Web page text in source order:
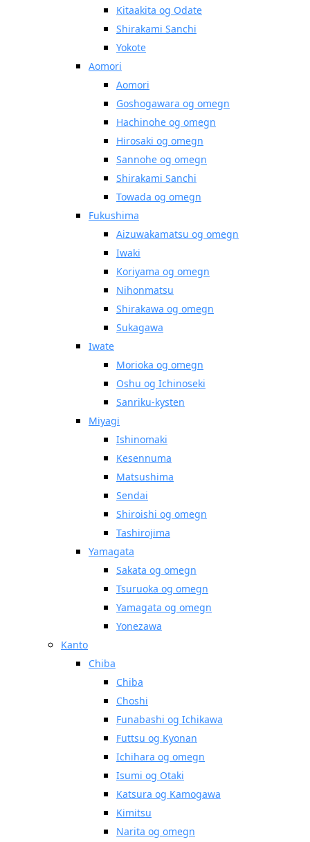
Kitaakita og Odate
Shirakami Sanchi
Yokote
Aomori
Aomori
Goshogawara og omegn
Hachinohe og omegn
Hirosaki og omegn
Sannohe og omegn
Shirakami Sanchi
Towada og omegn
Fukushima
Aizuwakamatsu og omegn
Iwaki
Koriyama og omegn
Nihonmatsu
Shirakawa og omegn
Sukagawa
Iwate
Morioka og omegn
Oshu og Ichinoseki
Sanriku-kysten
Miyagi
Ishinomaki
Kesennuma
Matsushima
Sendai
Shiroishi og omegn
Tashirojima
Yamagata
Sakata og omegn
Tsuruoka og omegn
Yamagata og omegn
Yonezawa
Kanto
Chiba
Chiba
Choshi
Funabashi og Ichikawa
Futtsu og Kyonan
Ichihara og omegn
Isumi og Otaki
Katsura og Kamogawa
Kimitsu
Narita og omegn